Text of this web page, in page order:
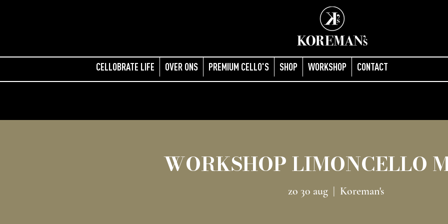
CELLOBRATE LIFE OVER ONS PREMIUM CELLO'S SHOP WORKSHOP CONTACT
WORKSHOP LIMONCELLO
zo 30 aug
  |
Koreman's